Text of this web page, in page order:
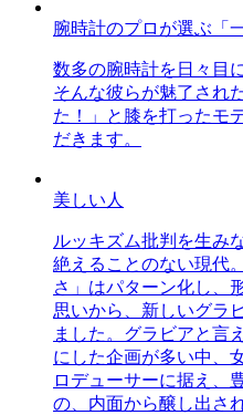
腕時計のプロが選ぶ「
数多の腕時計を日々目
そんな彼らが魅了され
た！」と膝を打ったモ
だきます。
美しい人
ルッキズム批判を生み
絶えることのない現代
さ」はパターン化し、
思いから、新しいグラ
ました。グラビアと言
にした企画が多い中、
ロデューサーに据え、
の、内面から醸し出さ